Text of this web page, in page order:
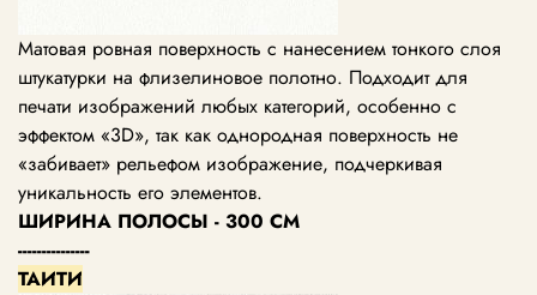
Матовая ровная поверхность с нанесением тонкого слоя
штукатурки на флизелиновое полотно. Подходит для
печати изображений любых категорий, особенно с
эффектом «3D», так как однородная поверхность не
«забивает» рельефом изображение, подчеркивая
уникальность его элементов.
ШИРИНА ПОЛОСЫ - 300 СМ
---------------
ТАИТИ